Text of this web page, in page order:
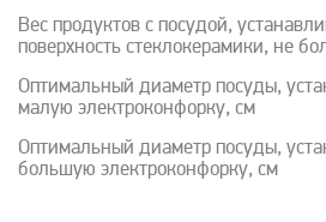
Вес продуктов с посудой,
поверхность стеклокерамики, не
Оптимальный диаметр посуды,
малую электроконфорку, см
Оптимальный диаметр посуды,
большую электроконфорку, см